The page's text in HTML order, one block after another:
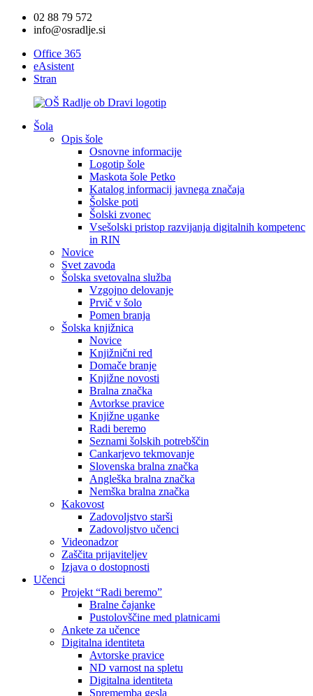
02 88 79 572
info@osradlje.si
Office 365
eAsistent
Stran
Šola
Opis šole
Osnovne informacije
Logotip šole
Maskota šole Petko
Katalog informacij javnega značaja
Šolske poti
Šolski zvonec
Vsešolski pristop razvijanja digitalnih kompetenc
in RIN
Novice
Svet zavoda
Šolska svetovalna služba
Vzgojno delovanje
Prvič v šolo
Pomen branja
Šolska knjižnica
Novice
Knjižnični red
Domače branje
Knjižne novosti
Bralna značka
Avtorkse pravice
Knjižne uganke
Radi beremo
Seznami šolskih potrebščin
Cankarjevo tekmovanje
Slovenska bralna značka
Angleška bralna značka
Nemška bralna značka
Kakovost
Zadovoljstvo starši
Zadovoljstvo učenci
Videonadzor
Zaščita prijaviteljev
Izjava o dostopnosti
Učenci
Projekt “Radi beremo”
Bralne čajanke
Pustolovščine med platnicami
Ankete za učence
Digitalna identiteta
Avtorske pravice
ND varnost na spletu
Digitalna identiteta
Sprememba gesla